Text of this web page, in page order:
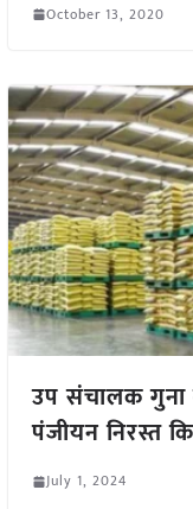
October 13, 2020
उप संचालक गुना
पंजीयन निरस्त
July 1, 2024